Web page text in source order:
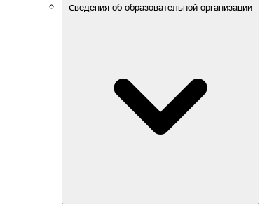
Сведения об образовательной организации